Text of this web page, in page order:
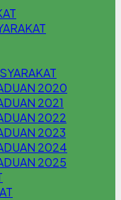
2020
2021
2022
2023
2024
2025